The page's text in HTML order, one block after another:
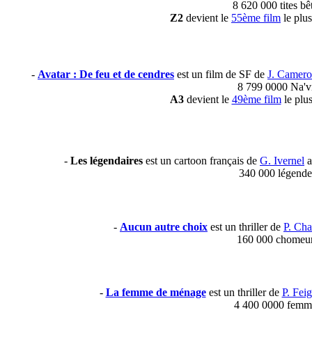
8 620 000 tites
Z2 devient le 55ème film le
- Avatar : De feu et de cendres est un film de SF de J.
8 799 0000
A3devient le 49ème filmle
- Les légendaires est un cartoon français de G. Ivernel
340 000
- Aucun autre choix est un thriller de P.
160 000
- La femme de ménage est un thriller de P. Feig
4 400 0000